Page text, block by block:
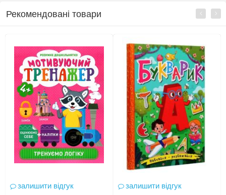
Рекомендовані товари
залишити відгук залишити відгук